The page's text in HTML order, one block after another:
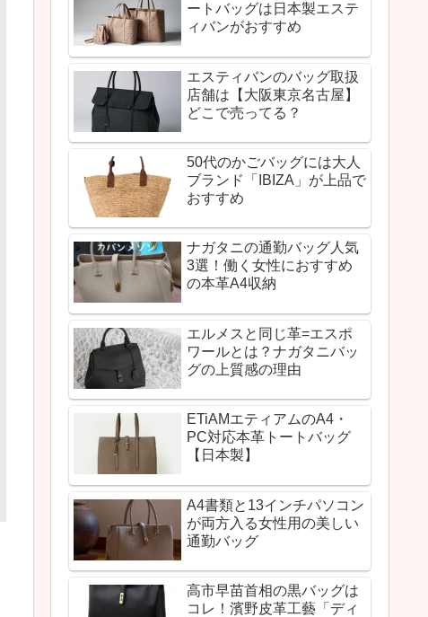
ートバッグは日本製エステ
ィバンがおすすめ
エスティバンのバッグ取扱
店舗は【大阪東京名古屋】
どこで売ってる？
50代のかごバッグには大人
ブランド「IBIZA」が上品で
おすすめ
ナガタニの通勤バッグ人気
3選！働く女性におすすめ
の本革A4収納
エルメスと同じ革=エスポ
ワールとは？ナガタニバッ
グの上質感の理由
ETiAMエティアムのA4・
PC対応本革トートバッグ
【日本製】
A4書類と13インチパソコン
が両方入る女性用の美しい
通勤バッグ
高市早苗首相の黒バッグは
コレ！濱野皮革工藝「ディ